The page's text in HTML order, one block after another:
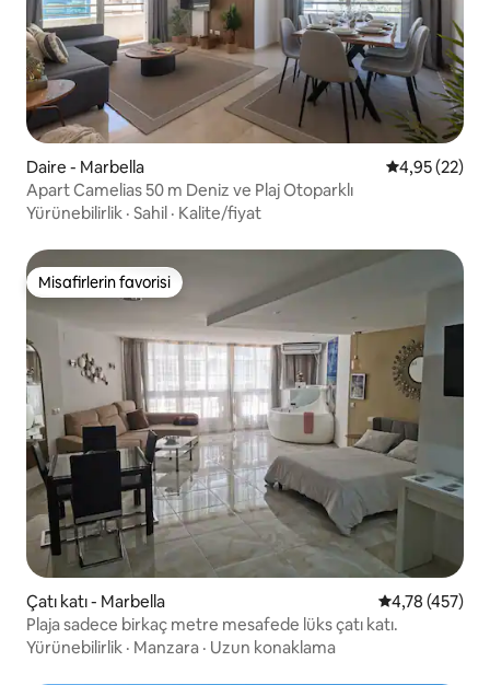
Daire - Marbella 5 üzerinden
4,95 (22)
Apart Camelias 50 m Deniz ve Plaj Otoparklı
Yürünebilirlik · Sahil · Kalite/fiyat
Misafirlerin favorisi
Misafirlerin favorisi
Çatı katı - Marbella 5 üzerinden
4,78 (457)
Plaja sadece birkaç metre mesafede lüks çatı katı.
Yürünebilirlik · Manzara · Uzun konaklama